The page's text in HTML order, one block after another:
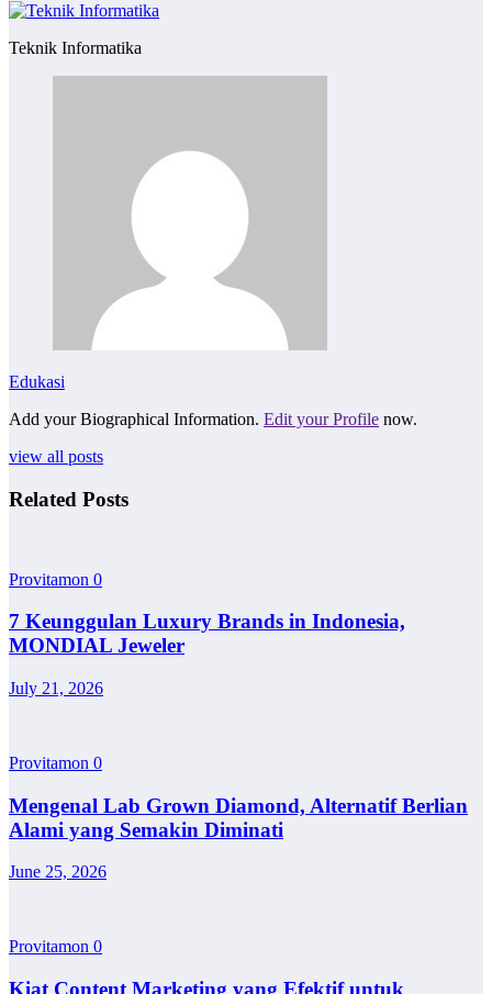
Teknik Informatika
Edukasi
Add your Biographical Information. Edit your Profile now.
view all posts
Related Posts
Provitamon 0
7 Keunggulan Luxury Brands in Indonesia,
MONDIAL Jeweler
July 21, 2026
Provitamon 0
Mengenal Lab Grown Diamond, Alternatif Berlian
Alami yang Semakin Diminati
June 25, 2026
Provitamon 0
Kiat Content Marketing yang Efektif untuk